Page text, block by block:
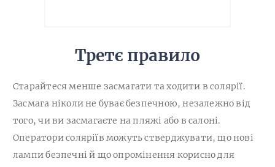
Третє правило
Старайтеся менше засмагати та ходити в солярії.
Засмага ніколи не буває безпечною, незалежно від
того, чи ви засмагаєте на пляжі або в салоні.
Оператори соляріїв можуть стверджувати, що нові
лампи безпечні й що опромінення корисно для